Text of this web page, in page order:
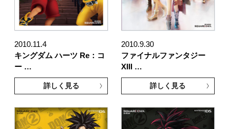
2010.11.4
キングダム ハーツ Re：コ
ー …
詳しく見る
2010.9.30
ファイナルファンタジー
XIII …
詳しく見る